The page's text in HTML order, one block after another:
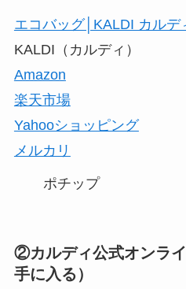
エコバッグ│KALDI カルデ
KALDI（カルディ）
Amazon
楽天市場
Yahooショッピング
メルカリ
ポチップ
②カルディ公式オンラ
手に入る）